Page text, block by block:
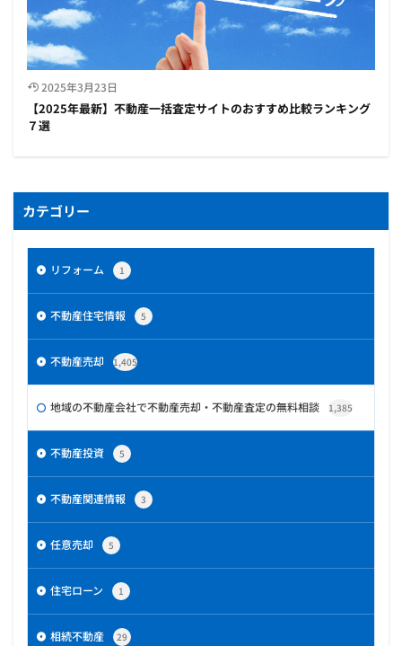
2025年3月23日
【2025年最新】不動産一括査定サイトのおすすめ比較ランキング
７選
カテゴリー
リフォーム 1
不動産住宅情報 5
不動産売却 1,405
地域の不動産会社で不動産売却・不動産査定の無料相談 1,385
不動産投資 5
不動産関連情報 3
任意売却 5
住宅ローン 1
相続不動産 29